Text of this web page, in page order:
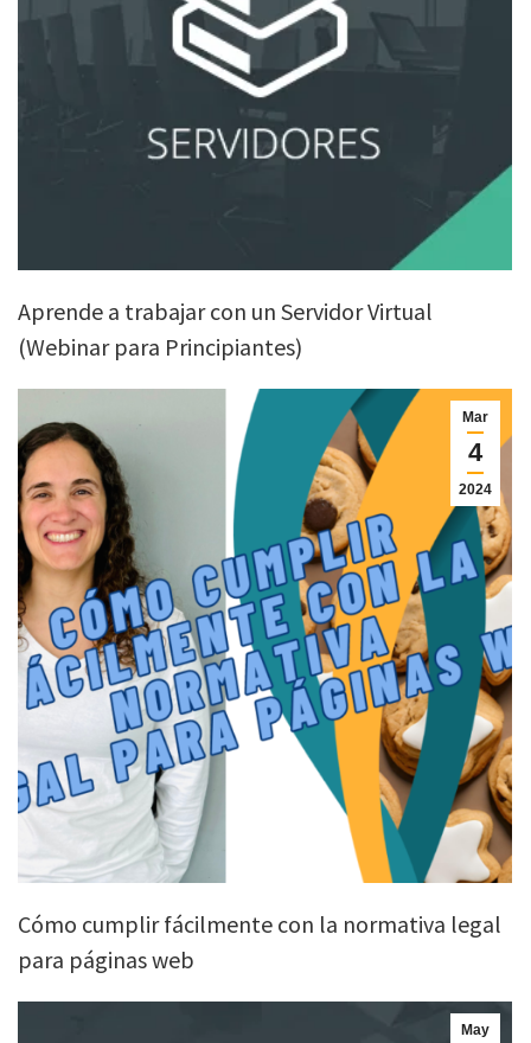
Aprende a trabajar con un Servidor Virtual
(Webinar para Principiantes)
Mar
4
2024
Cómo cumplir fácilmente con la normativa legal
para páginas web
May